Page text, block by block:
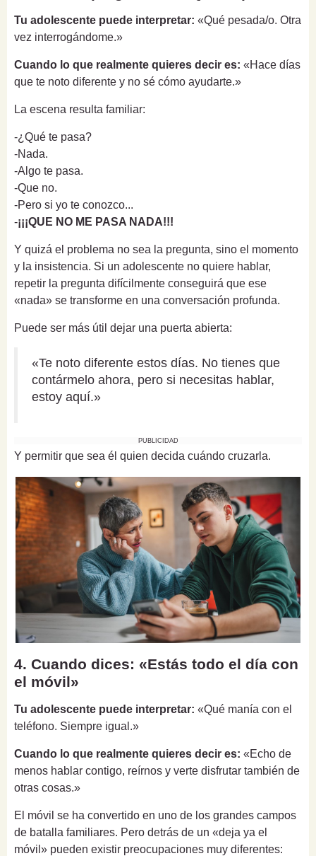
Tu adolescente puede interpretar: «Qué pesada/o. Otra
vez interrogándome.»
Cuando lo que realmente quieres decir es: «Hace días
que te noto diferente y no sé cómo ayudarte.»
La escena resulta familiar:
-¿Qué te pasa?
-Nada.
-Algo te pasa.
-Que no.
-Pero si yo te conozco...
-¡¡¡QUE NO ME PASA NADA!!!
Y quizá el problema no sea la pregunta, sino el momento
y la insistencia. Si un adolescente no quiere hablar,
repetir la pregunta difícilmente conseguirá que ese
«nada» se transforme en una conversación profunda.
Puede ser más útil dejar una puerta abierta:
«Te noto diferente estos días. No tienes que
contármelo ahora, pero si necesitas hablar,
estoy aquí.»
PUBLICIDAD
Y permitir que sea él quien decida cuándo cruzarla.
4. Cuando dices: «Estás todo el día con
el móvil»
Tu adolescente puede interpretar: «Qué manía con el
teléfono. Siempre igual.»
Cuando lo que realmente quieres decir es: «Echo de
menos hablar contigo, reírnos y verte disfrutar también de
otras cosas.»
El móvil se ha convertido en uno de los grandes campos
de batalla familiares. Pero detrás de un «deja ya el
móvil» pueden existir preocupaciones muy diferentes: